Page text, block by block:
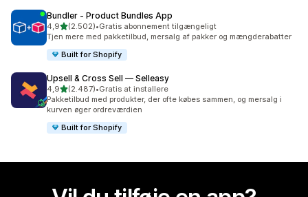
Bundler ‑ Product Bundles App
4,9ud af 5 stjerner
(2.502)
2502 anmeldelser i alt
•Gratis abonnement tilgængeligt
Tjen mere med pakketilbud, mersalg af pakker og mængderabatter
Built for Shopify
Upsell & Cross Sell — Selleasy
4,9ud af 5 stjerner
(2.487)
2487 anmeldelser i alt
•Gratis at installere
Pakketilbud med produkter, der ofte købes sammen, og mersalg i
kurven øger ordreværdien
Built for Shopify